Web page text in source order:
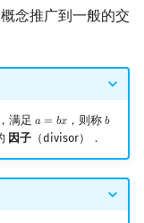
念推广到一般的交
满足 𝑎 = 𝑏𝑥
a=b x ，则称𝑏
b
因子（divisor）．